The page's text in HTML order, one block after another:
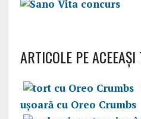
ARTICOLE PE
ușoară cu Oreo Crumbs